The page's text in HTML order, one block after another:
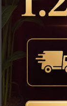
BEDAVA